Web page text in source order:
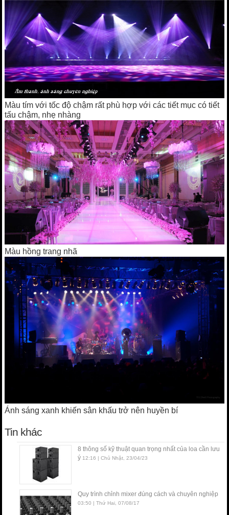
Màu tím với tốc độ chậm rất phù hợp với các tiết mục có tiết
tấu chậm, nhẹ nhàng
Màu hồng trang nhã
Ánh sáng xanh khiến sân khấu trở nên huyền bí
Tin khác
8 thông số kỹ thuật quan trọng nhất của loa cần lưu
ý 12:16 | Chủ Nhật, 23/04/23
Quy trình chỉnh mixer đúng cách và chuyên nghiệp
03:50 | Thứ Hai, 07/08/17